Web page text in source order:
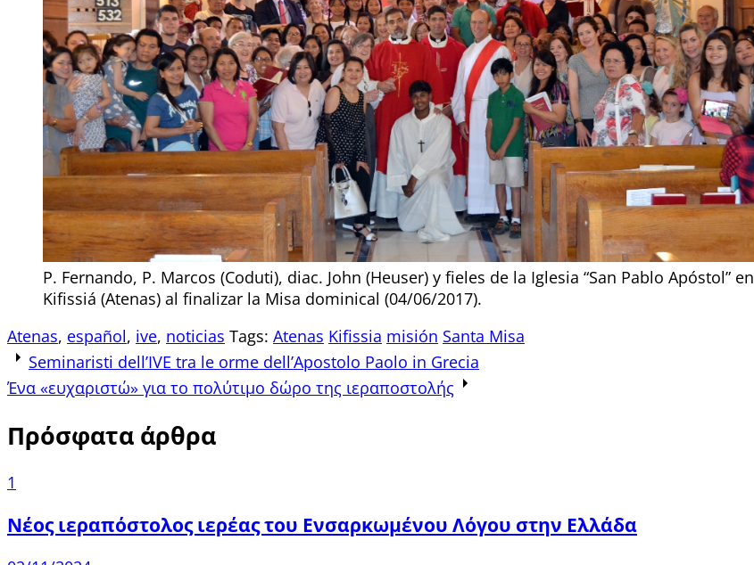
P. Fernando, P. Marcos (Coduti), diac. John (Heuser) y fieles de la Iglesia “San Pablo Apóstol” en
Kifissiá (Atenas) al finalizar la Misa dominical (04/06/2017).
Atenas, español, ive, noticias Tags: Atenas Kifissia misión Santa Misa
Post
navigation
Seminaristi dell’IVE tra le orme dell’Apostolo Paolo in Grecia
Ένα «ευχαριστώ» για το πολύτιμο δώρο της ιεραποστολής
Πρόσφατα άρθρα
1
Νέος ιεραπόστολος ιερέας του Ενσαρκωμένου Λόγου στην Ελλάδα